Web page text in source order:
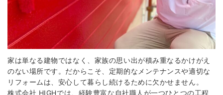
家は単なる建物ではなく、家族の思い出が積み重なるかけがえ
のない場所です。だからこそ、定期的なメンテナンスや適切な
リフォームは、安心して暮らし続けるために欠かせません。
株式会社 HIGHでは、経験豊富な自社職人が一つひとつの工程